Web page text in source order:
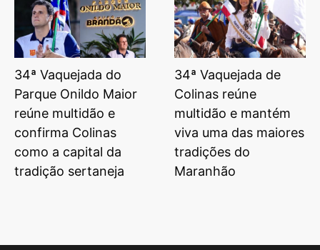
34ª Vaquejada do
Parque Onildo Maior
reúne multidão e
confirma Colinas
como a capital da
tradição sertaneja
34ª Vaquejada de
Colinas reúne
multidão e mantém
viva uma das maiores
tradições do
Maranhão